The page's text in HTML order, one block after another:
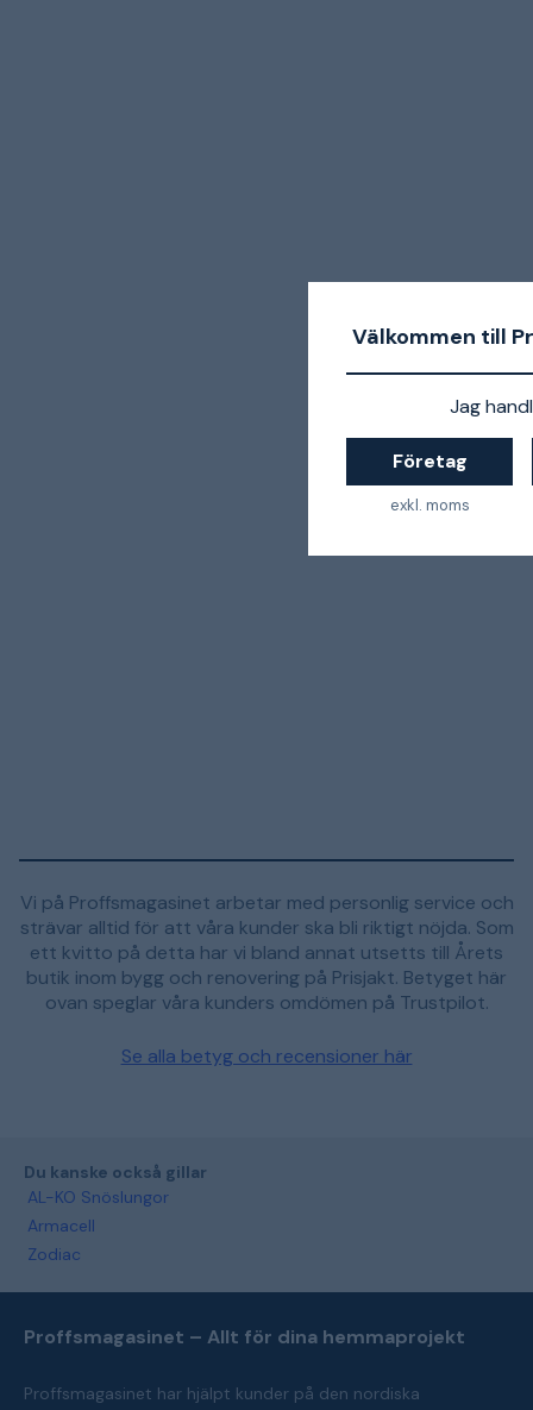
Välkommen till
Jag
Företag
exkl. moms
Vi på Proffsmagasinet arbetar med personlig service och
strävar alltid för att våra kunder ska bli riktigt nöjda. Som
ett kvitto på detta har vi bland annat utsetts till Årets
butik inom bygg och renovering på Prisjakt. Betyget här
ovan speglar våra kunders omdömen på Trustpilot.
Se alla betyg och recensioner här
Du kanske också gillar
AL-KO Snöslungor
Armacell
Zodiac
Proffsmagasinet – Allt för dina hemmaprojekt
Proffsmagasinet har hjälpt kunder på den nordiska